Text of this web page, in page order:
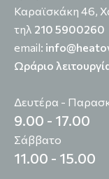
Καραϊσκάκη 46,
τηλ 210 5900260
email:
Ωράριο
Δευτέρα -
9.00 - 17.00
Σάββατο
11.00 - 15.00